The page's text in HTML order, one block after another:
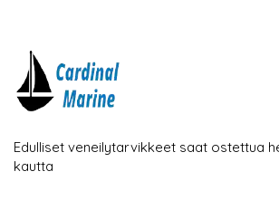
Edulliset veneilytarvikkeet saat ostettua
kautta